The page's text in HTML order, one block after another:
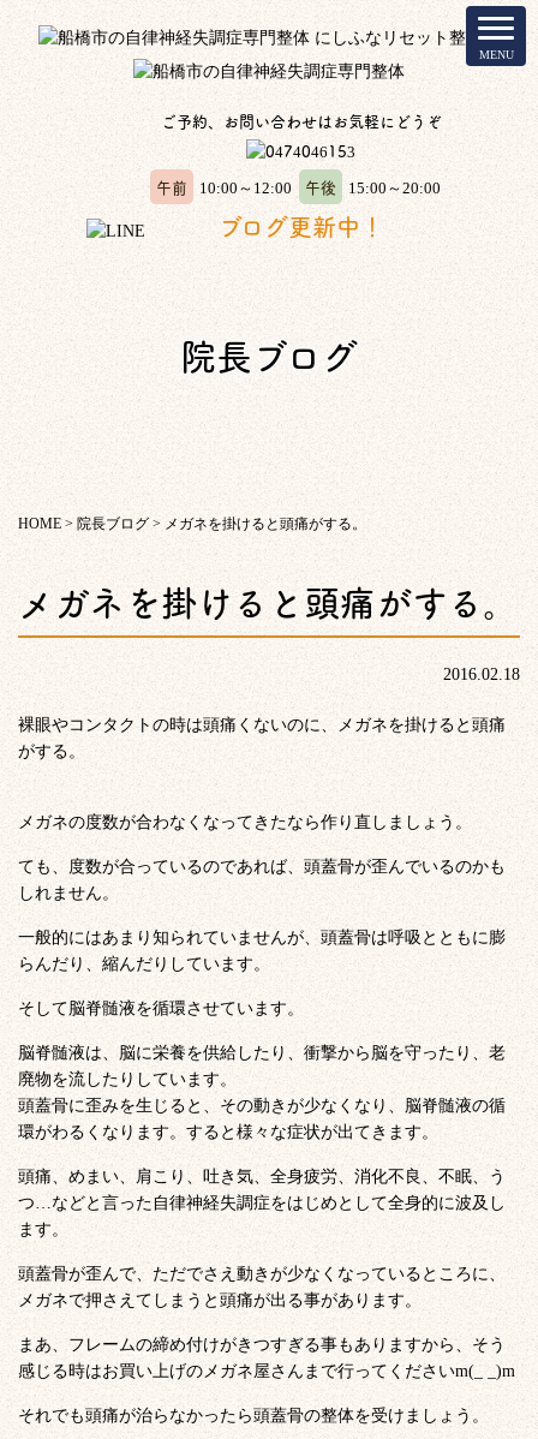
ご予約、お問い合わせはお気軽にどうぞ
午前 10:00～12:00 午後 15:00～20:00
ブログ更新中！
院長ブログ
HOME > 院長ブログ> メガネを掛けると頭痛がする。
メガネを掛けると頭痛がする。
2016.02.18
裸眼やコンタクトの時は頭痛くないのに、メガネを掛けると頭痛
がする。
メガネの度数が合わなくなってきたなら作り直しましょう。
ても、度数が合っているのであれば、頭蓋骨が歪んでいるのかも
しれません。
一般的にはあまり知られていませんが、頭蓋骨は呼吸とともに膨
らんだり、縮んだりしています。
そして脳脊髄液を循環させています。
脳脊髄液は、脳に栄養を供給したり、衝撃から脳を守ったり、老
廃物を流したりしています。
頭蓋骨に歪みを生じると、その動きが少なくなり、脳脊髄液の循
環がわるくなります。すると様々な症状が出てきます。
頭痛、めまい、肩こり、吐き気、全身疲労、消化不良、不眠、う
つ…などと言った自律神経失調症をはじめとして全身的に波及し
ます。
頭蓋骨が歪んで、ただでさえ動きが少なくなっているところに、
メガネで押さえてしまうと頭痛が出る事があります。
まあ、フレームの締め付けがきつすぎる事もありますから、そう
感じる時はお買い上げのメガネ屋さんまで行ってくださいm(_ _)m
それでも頭痛が治らなかったら頭蓋骨の整体を受けましょう。